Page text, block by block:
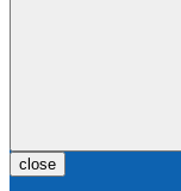
close